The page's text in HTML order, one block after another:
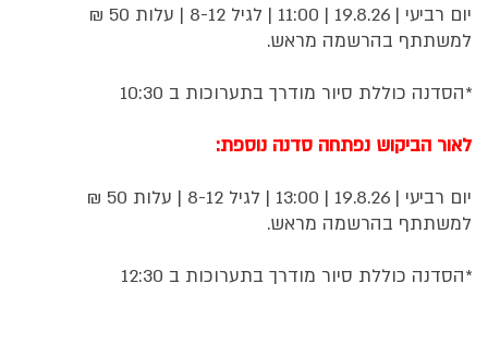
יום רביעי | 19.8.26 | 11:00 | לגיל 8-12 | עלות 50 ₪
למשתתף בהרשמה מראש.
*הסדנה כוללת סיור מודרך בתערוכות ב 10:30
לאור הביקוש נפתחה סדנה נוספת:
יום רביעי | 19.8.26 | 13:00 | לגיל 8-12 | עלות 50 ₪
למשתתף בהרשמה מראש.
*הסדנה כוללת סיור מודרך בתערוכות ב 12:30